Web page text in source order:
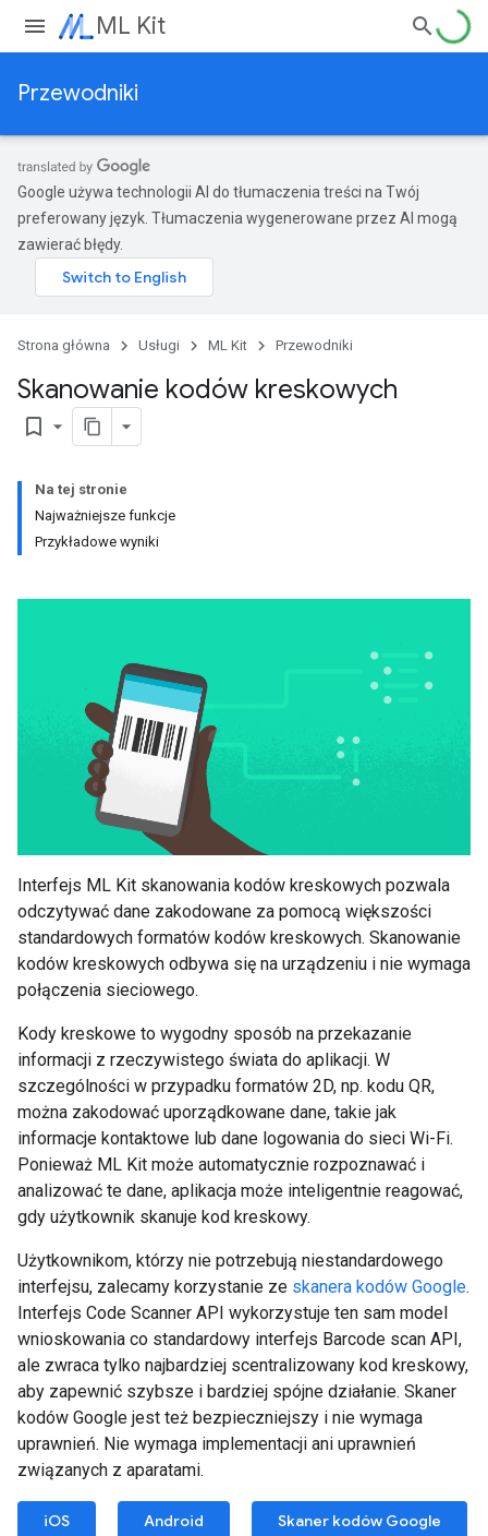
ML Kit
Przewodniki
Google używa technologii AI do tłumaczenia treści na Twój
preferowany język. Tłumaczenia wygenerowane przez AI mogą
zawierać błędy.
Strona główna Usługi ML Kit Przewodniki
Skanowanie kodów kreskowych
bookmark_border
Na tej stronie
Najważniejsze funkcje
Przykładowe wyniki
Interfejs ML Kit skanowania kodów kreskowych pozwala
odczytywać dane zakodowane za pomocą większości
standardowych formatów kodów kreskowych. Skanowanie
kodów kreskowych odbywa się na urządzeniu i nie wymaga
połączenia sieciowego.
Kody kreskowe to wygodny sposób na przekazanie
informacji z rzeczywistego świata do aplikacji. W
szczególności w przypadku formatów 2D, np. kodu QR,
można zakodować uporządkowane dane, takie jak
informacje kontaktowe lub dane logowania do sieci Wi-Fi.
Ponieważ ML Kit może automatycznie rozpoznawać i
analizować te dane, aplikacja może inteligentnie reagować,
gdy użytkownik skanuje kod kreskowy.
Użytkownikom, którzy nie potrzebują niestandardowego
interfejsu, zalecamy korzystanie ze skanera kodów Google.
Interfejs Code Scanner API wykorzystuje ten sam model
wnioskowania co standardowy interfejs Barcode scan API,
ale zwraca tylko najbardziej scentralizowany kod kreskowy,
aby zapewnić szybsze i bardziej spójne działanie. Skaner
kodów Google jest też bezpieczniejszy i nie wymaga
uprawnień. Nie wymaga implementacji ani uprawnień
związanych z aparatami.
iOS Android Skaner kodów Google